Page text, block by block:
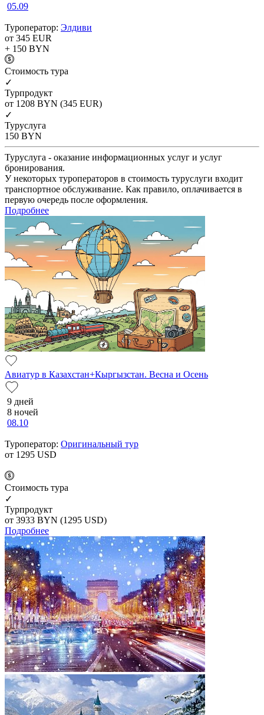
05.09
Туроператор: Элдиви
от 345 EUR
+ 150 BYN
Cтоимость тура
✓
Турпродукт
от 1208 BYN (345 EUR)
✓
Туруслуга
150 BYN
Туруслуга - оказание информационных услуг и услуг
бронирования.
У некоторых туроператоров в стоимость туруслуги входит
транспортное обслуживание. Как правило, оплачивается в
первую очередь после оформления.
Подробнее
Авиатур в Казахстан+Кыргызстан. Весна и Осень
9 дней
8 ночей
08.10
Туроператор: Оригинальный тур
от 1295 USD
Cтоимость тура
✓
Турпродукт
от 3933 BYN (1295 USD)
Подробнее